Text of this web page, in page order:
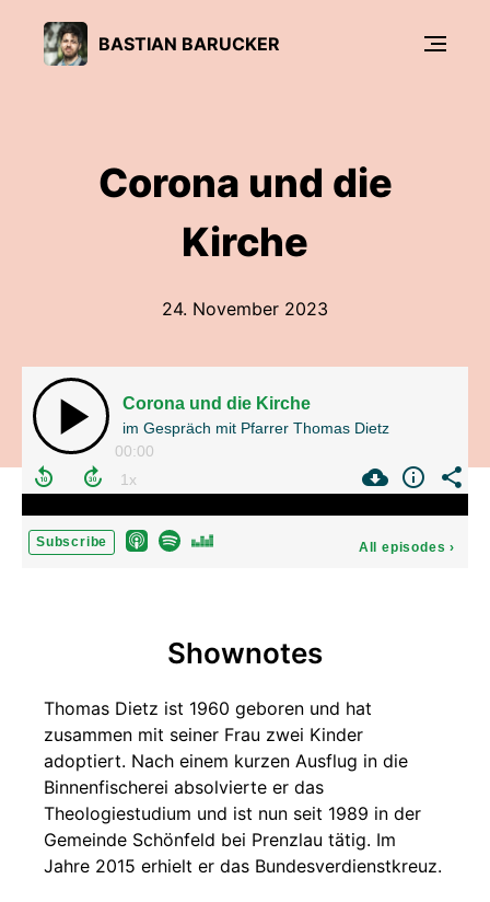
BASTIAN BARUCKER
Corona und die
Kirche
24. November 2023
Corona und die Kirche
im Gespräch mit Pfarrer Thomas Dietz
00:00
Subscribe All episodes ›
Shownotes
Thomas Dietz ist 1960 geboren und hat
zusammen mit seiner Frau zwei Kinder
adoptiert. Nach einem kurzen Ausflug in die
Binnenfischerei absolvierte er das
Theologiestudium und ist nun seit 1989 in der
Gemeinde Schönfeld bei Prenzlau tätig. Im
Jahre 2015 erhielt er das Bundesverdienstkreuz.